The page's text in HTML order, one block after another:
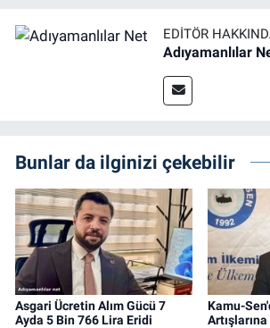
EDITÖR
Adıyamanlılar
Bunlar da ilginizi çekebilir
Asgari Ücretin Alım Gücü 7
Ayda 5 Bin 766 Lira Eridi
Kamu-